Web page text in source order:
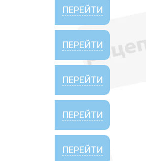
ПЕРЕЙТИ
ПЕРЕЙТИ
ПЕРЕЙТИ
ПЕРЕЙТИ
ПЕРЕЙТИ